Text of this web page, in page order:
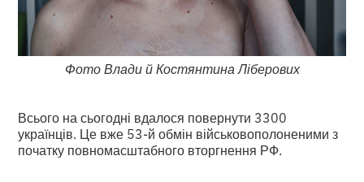
Фото Влади й Костянтина Ліберових
Всього на сьогодні вдалося повернути 3300
українців. Це вже 53-й обмін військовополоненими з
початку повномасштабного вторгнення РФ.